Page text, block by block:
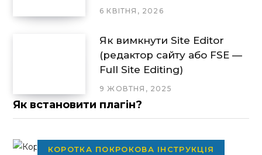
6 КВІТНЯ, 2026
Як вимкнути Site Editor
(редактор сайту або FSE —
Full Site Editing)
9 ЖОВТНЯ, 2025
Як встановити плагін?
КОРОТКА ПОКРОКОВА ІНСТРУКЦІЯ